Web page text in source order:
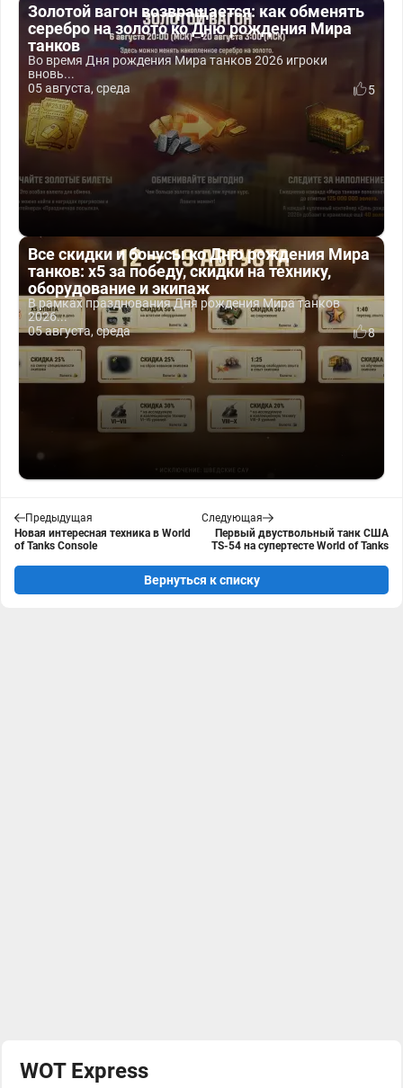
Золотой вагон возвращается: как обменять
серебро на золото ко Дню рождения Мира
танков
Во время Дня рождения Мира танков 2026 игроки
вновь...
05 августа, среда
5
Все скидки и бонусы ко Дню рождения Мира
танков: x5 за победу, скидки на технику,
оборудование и экипаж
В рамках празднования Дня рождения Мира танков
2026...
05 августа, среда
8
Предыдущая
Новая интересная техника в World
of Tanks Console
Следующая
Первый двуствольный танк США
TS-54 на супертесте World of Tanks
Вернуться к списку
WOT Express